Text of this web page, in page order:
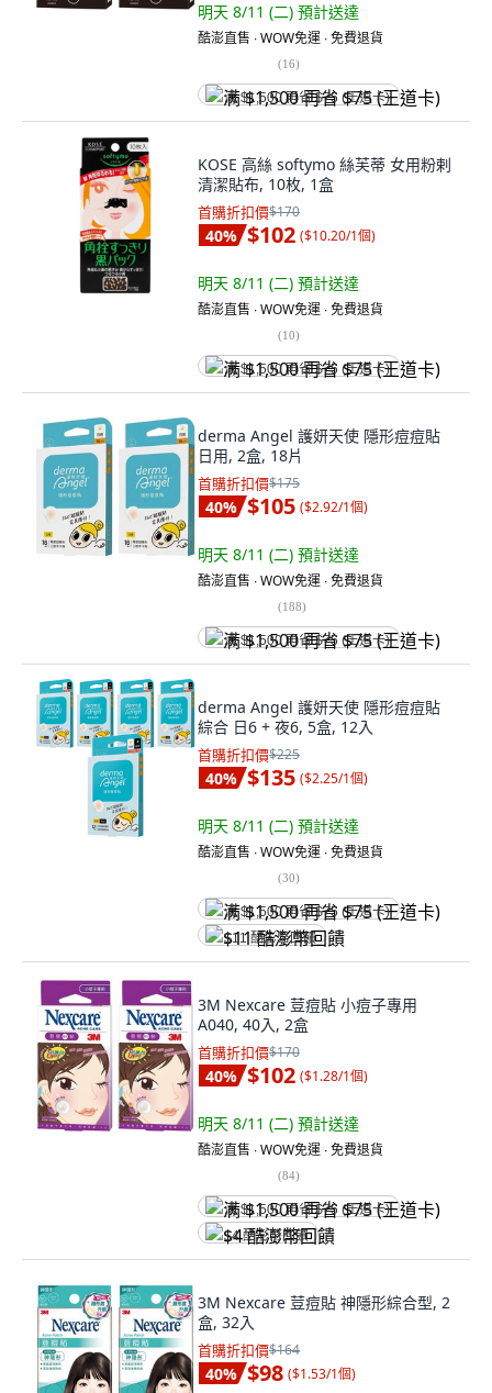
明天 8/11 (二) 預計送達
酷澎直售 ∙ WOW免運 ∙ 免費退貨
(16)
满 $1,500 再省 $75 (王道卡)
KOSE 高絲 softymo 絲芙蒂 女用粉剌
清潔貼布, 10枚, 1盒
首購折扣價$170
40% $102 ($10.20/1個)
明天 8/11 (二) 預計送達
酷澎直售 ∙ WOW免運 ∙ 免費退貨
(10)
满 $1,500 再省 $75 (王道卡)
derma Angel 護妍天使 隱形痘痘貼
日用, 2盒, 18片
首購折扣價$175
40% $105 ($2.92/1個)
明天 8/11 (二) 預計送達
酷澎直售 ∙ WOW免運 ∙ 免費退貨
(188)
满 $1,500 再省 $75 (王道卡)
derma Angel 護妍天使 隱形痘痘貼
綜合 日6 + 夜6, 5盒, 12入
首購折扣價$225
40% $135 ($2.25/1個)
明天 8/11 (二) 預計送達
酷澎直售 ∙ WOW免運 ∙ 免費退貨
(30)
满 $1,500 再省 $75 (王道卡)
$11 酷澎幣回饋
3M Nexcare 荳痘貼 小痘子專用
A040, 40入, 2盒
首購折扣價$170
40% $102 ($1.28/1個)
明天 8/11 (二) 預計送達
酷澎直售 ∙ WOW免運 ∙ 免費退貨
(84)
满 $1,500 再省 $75 (王道卡)
$4 酷澎幣回饋
3M Nexcare 荳痘貼 神隱形綜合型, 2
盒, 32入
首購折扣價$164
40% $98 ($1.53/1個)